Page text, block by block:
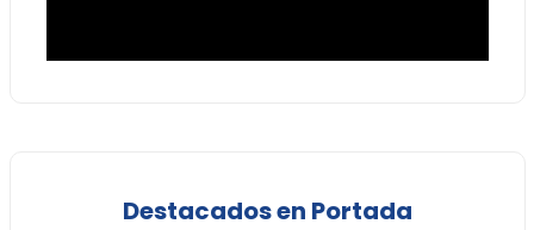
Destacados en Portada